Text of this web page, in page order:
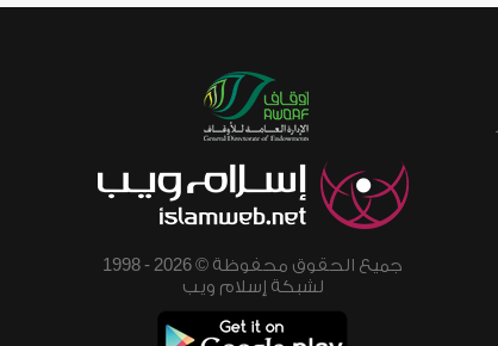
جميع الحقوق محفوظة © 2026 - 1998
لشبكة إسلام ويب